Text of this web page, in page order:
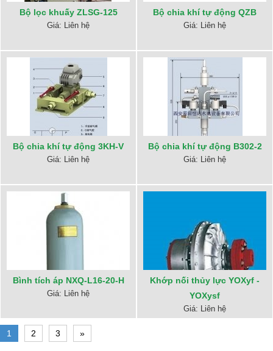
Bộ lọc khuấy ZLSG-125
Giá: Liên hệ
Bộ chia khí tự động QZB
Giá: Liên hệ
Bộ chia khí tự động 3KH-V
Giá: Liên hệ
Bộ chia khí tự động B302-2
Giá: Liên hệ
Bình tích áp NXQ-L16-20-H
Giá: Liên hệ
Khớp nối thủy lực YOXyf -
YOXysf
Giá: Liên hệ
1 2 3 »